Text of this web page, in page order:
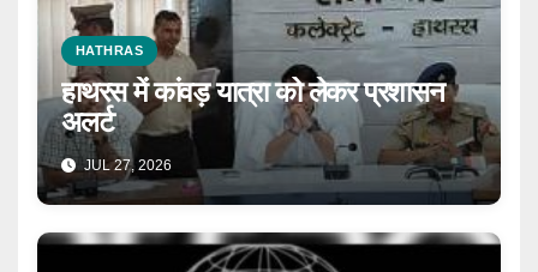
HATHRAS
हाथरस में कांवड़ यात्रा को लेकर प्रशासन
अलर्ट
JUL 27, 2026